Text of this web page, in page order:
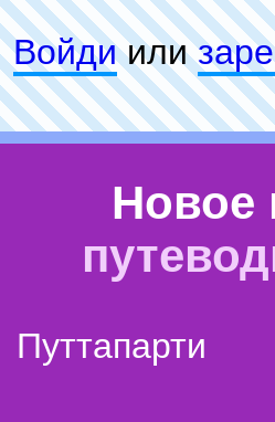
Войдиили
Новое
Путтапарти